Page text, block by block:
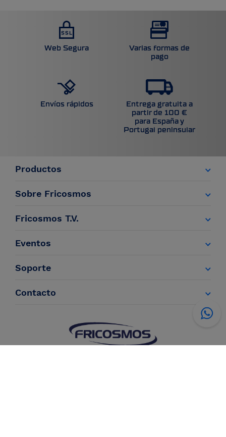
Web Segura
Varias formas de
pago
Envíos rápidos
Entrega gratuita a
partir de 100 €
para España y
Portugal peninsular
Productos
Sobre Fricosmos
Fricosmos T.V.
Eventos
Soporte
Contacto